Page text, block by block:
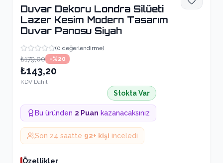
Duvar Dekoru Londra Silüeti
Lazer Kesim Modern Tasarım
Duvar Panosu Siyah
(0 değerlendirme)
₺179,00 -%20
₺143,20
KDV Dahil
Stokta Var
Bu üründen 2 Puan kazanacaksınız
Son 24 saatte 92+ kişi inceledi
Özellikler